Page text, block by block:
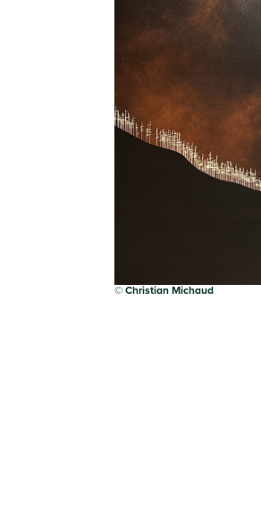
© Christian Michaud